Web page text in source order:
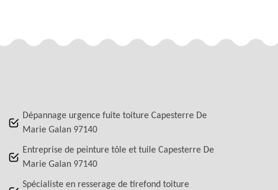
Dépannage urgence fuite toiture Capesterre De
Marie Galan 97140
Entreprise de peinture tôle et tuile Capesterre De
Marie Galan 97140
Spécialiste en resserage de tirefond toiture